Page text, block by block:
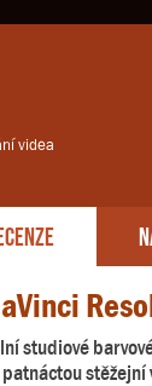
videa
studiové
stěžejní